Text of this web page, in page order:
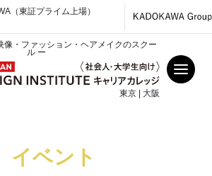
（東証プライム上場）
像・ファッション・ヘアメイクのスクー
ル ー
東京 | 大阪
イベント